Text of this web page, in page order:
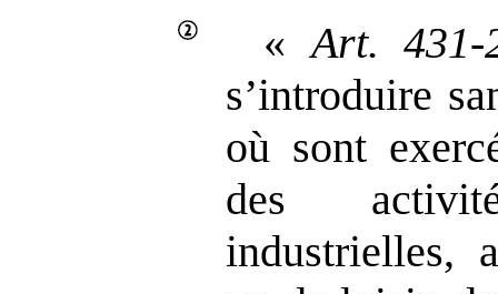
«Art. 431‑
s’introduire
où sont
des
industrielles,